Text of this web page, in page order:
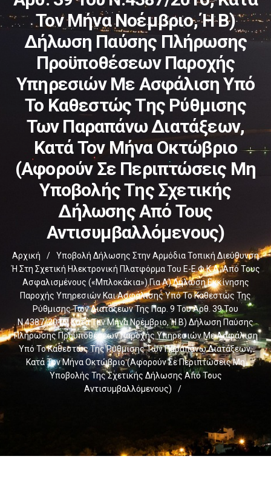
Τον Μήνα Νοέμβριο, Ή Β)
Δήλωση Παύσης Πλήρωσης
Προϋποθέσεων Παροχής
Υπηρεσιών Με Ασφάλιση Υπό
Το Καθεστώς Της Ρύθμισης
Των Παραπάνω Διατάξεων,
Κατά Τον Μήνα Οκτώβριο
(αφορούν Σε Περιπτώσεις Μη
Υποβολής Της Σχετικής
Δήλωσης Από Τους
Αντισυμβαλλόμενους)
Αρχική /
Υποβολή Δήλωσης Στην Αρμόδια Τοπική Διεύθυνση
Ή Στη Σχετική Ηλεκτρονική Πλατφόρμα Του E-Ε.Φ.Κ.Α. Από Τους
Ασφαλισμένους («μπλοκάκια») Για Α) Δήλωση Εκκίνησης
Παροχής Υπηρεσιών Και Ασφάλισης Υπό Το Καθεστώς Της
Ρύθμισης Των Διατάξεων Της Παρ. 9 Του Άρθ. 39 Του
Ν.4387/2016, Κατά Τον Μήνα Νοέμβριο, Ή Β) Δήλωση Παύσης
Πλήρωσης Προϋποθέσεων Παροχής Υπηρεσιών Με Ασφάλιση
Υπό Το Καθεστώς Της Ρύθμισης Των Παραπάνω Διατάξεων,
Κατά Τον Μήνα Οκτώβριο (αφορούν Σε Περιπτώσεις Μη
Υποβολής Της Σχετικής Δήλωσης Από Τους
Αντισυμβαλλόμενους)
/